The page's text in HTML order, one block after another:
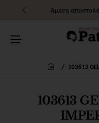
Άμεση
103613
103613